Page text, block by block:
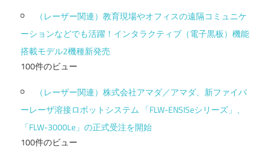
（レーザー関連）教育現場やオフィスの遠隔コミュニケ
ーションなどでも活躍！インタラクティブ（電子黒板）機能
搭載モデル2機種新発売
100件のビュー
（レーザー関連）株式会社アマダ／アマダ、新ファイバ
ーレーザ溶接ロボットシステム 「FLW-ENSISeシリーズ」、
「FLW-3000Le」の正式受注を開始
100件のビュー